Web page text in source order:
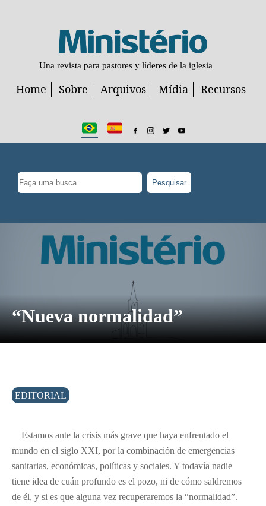
Una revista para pastores y líderes de la iglesia
Home Sobre Arquivos Mídia Recursos
Pesquisar
“Nueva normalidad”
EDITORIAL
Estamos ante la crisis más grave que haya enfrentado el
mundo en el siglo XXI, por la combinación de emergencias
sanitarias, económicas, políticas y sociales. Y todavía nadie
tiene idea de cuán profundo es el pozo, ni de cómo saldremos
de él, y si es que alguna vez recuperaremos la “normalidad”.